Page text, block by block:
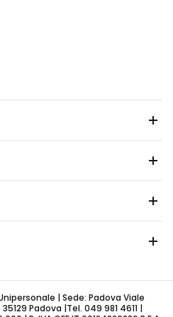
Unipersonale | Sede: Padova Viale
Padova |Tel. 049 981 4611 |